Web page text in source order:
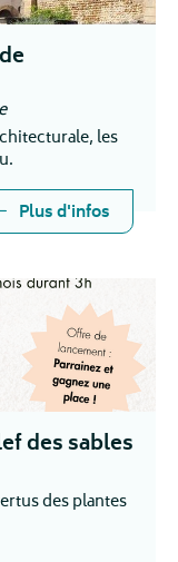
les
Plus d'infos
des sables
des plantes